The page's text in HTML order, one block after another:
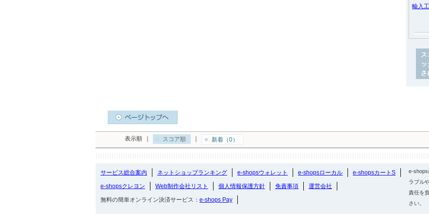
輸入
ス
さ
表示順 スコア順 新着（0）
サービス総合案内 ネットショップランキング e-shopsウォレット e-shopsローカル
e-shopsカートS
e-shopsクレヨン
Web制作会社リスト 個人情報保護方針 免責事項
運営会社
無料の簡単オンライン決済サービス： e-shops Pay
e-shops
ラブル
責任を
さい。